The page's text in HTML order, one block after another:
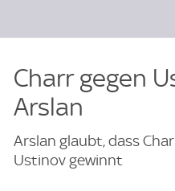
Charr gegen
Arslan
Arslan glaubt, dass
Ustinov gewinnt